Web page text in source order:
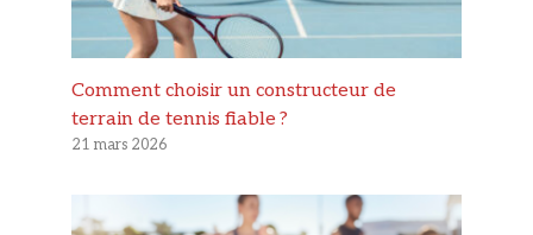
Comment choisir un constructeur de
terrain de tennis fiable ?
21 mars 2026